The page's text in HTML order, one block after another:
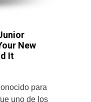
New
It
para
uno de los